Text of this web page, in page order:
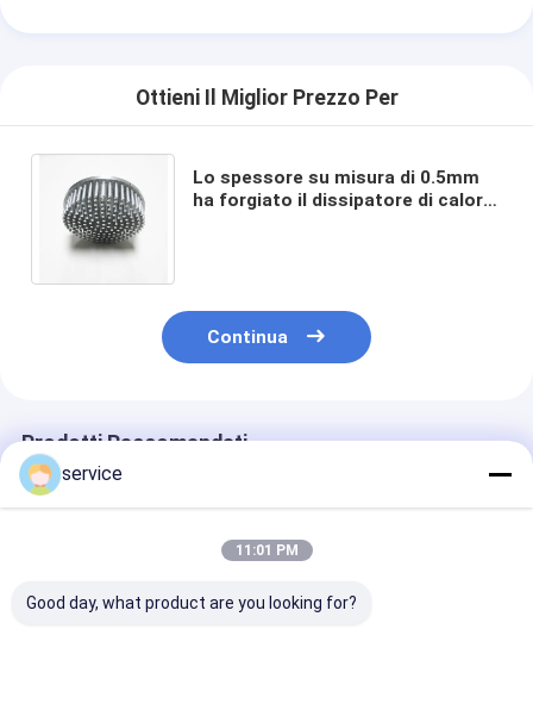
Ottieni Il Miglior Prezzo Per
Lo spessore su misura di 0.5mm
ha forgiato il dissipatore di calore
Continua
Prodotti Raccomandati
service
11:01 PM
Good day, what product are you looking for?